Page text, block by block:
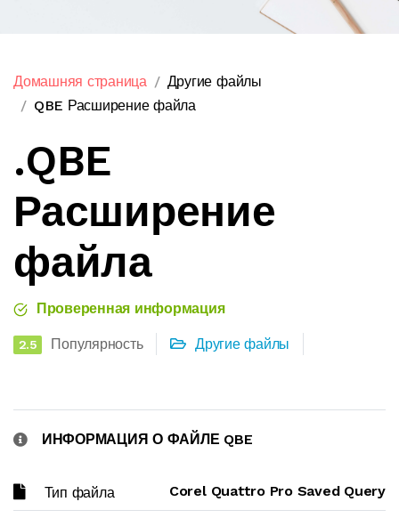
Домашняя страница
Другие файлы
QBE Расширение файла
.QBE
Расширение
файла
Проверенная информация
2.5 Популярность Другие файлы
ИНФОРМАЦИЯ О ФАЙЛЕ QBE
Тип файла Corel Quattro Pro Saved Query